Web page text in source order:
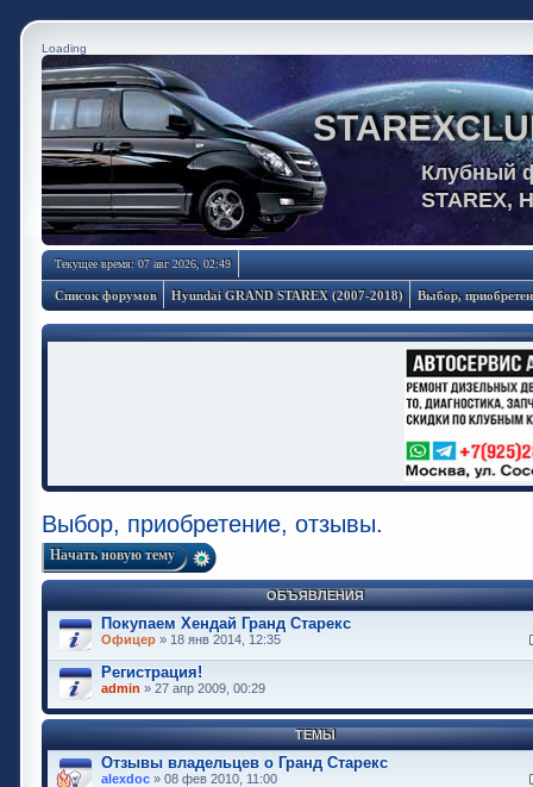
Loading
Клубный
STAREX,
Текущее время: 07 авг 2026, 02:49
Список форумов Hyundai GRAND STAREX (2007-2018) Выбор,
Выбор, приобретение, отзывы.
Начать новую тему
ОБЪЯВЛЕНИЯ
Покупаем Хендай Гранд Старекс
Офицер » 18 янв 2014, 12:35
Регистрация!
admin » 27 апр 2009, 00:29
ТЕМЫ
Отзывы владельцев о Гранд Старекс
alexdoc » 08 фев 2010, 11:00